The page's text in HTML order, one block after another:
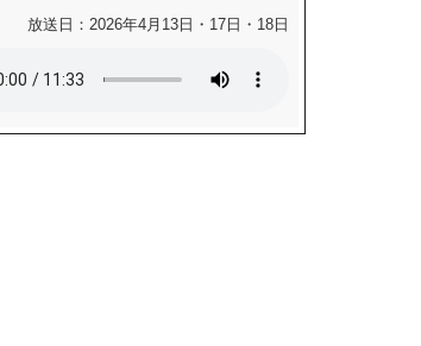
放送日：2026年4月13日・17日・18日